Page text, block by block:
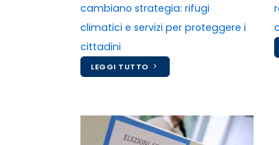
cambiano strategia: rifugi
climatici e servizi per proteggere i
cittadini
LEGGI TUTTO